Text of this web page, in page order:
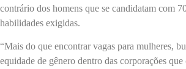
contrário dos homens que se candidatam com
habilidades exigidas.
“Mais do que encontrar vagas para mulheres,
equidade de gênero dentro das corporações que